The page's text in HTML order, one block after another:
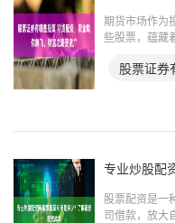
期货市场作为
些股票，蕴藏
配资的出现
股票证券
股票配资是一
司借款，放大